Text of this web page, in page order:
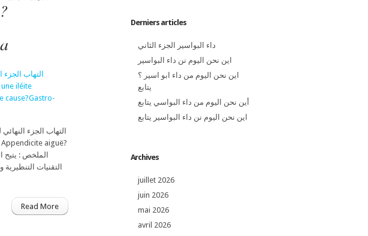
التهاب الجزء
التقنيات
Read More
Derniers articles
داء البواسير الجزء الثاني
اين نحن اليوم نن داء البواسير
اين نحن اليوم من داء ابو اسير ؟
يتابع
أين نحن اليوم من داء البواسي يتابع
اين نحن اليوم نن داء البواسير يتابع
Archives
juillet 2026
juin 2026
mai 2026
avril 2026